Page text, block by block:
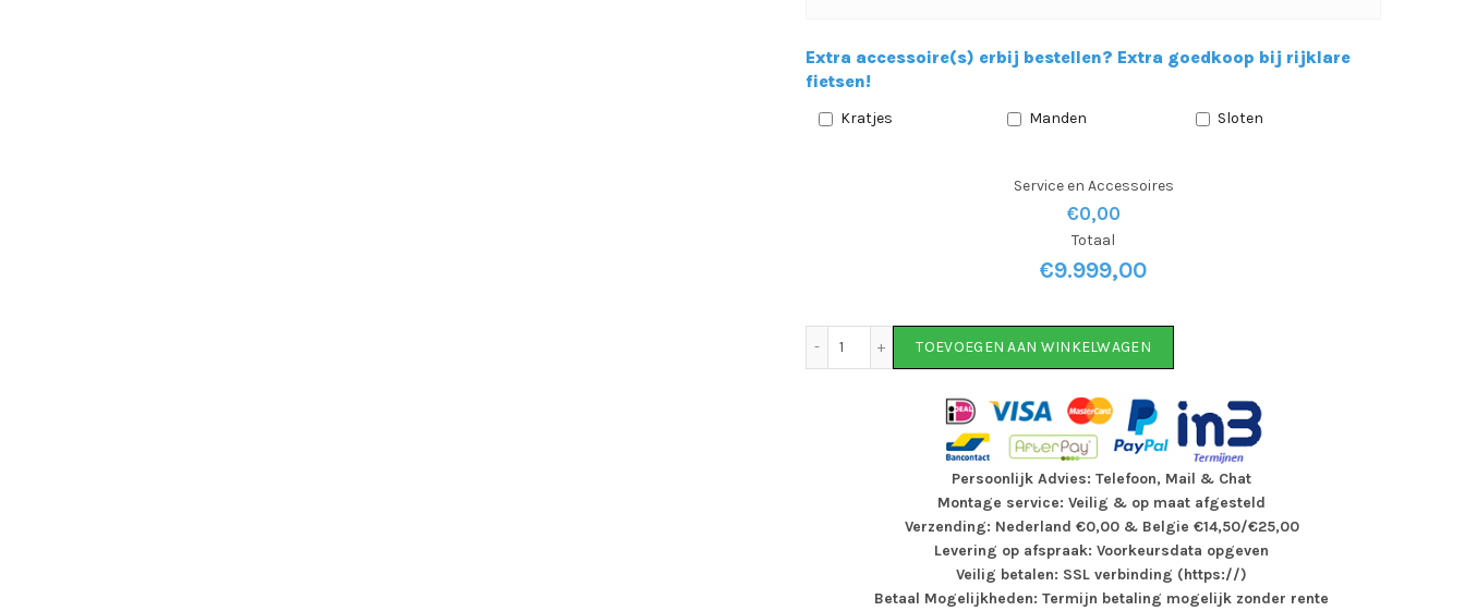
Extra accessoire(s) erbij bestellen? Extra goedkoop bij rijklare
fietsen!
Kratjes Manden Sloten
Service en Accessoires
€0,00
Totaal
€9.999,00
TOEVOEGEN AAN WINKELWAGEN
Persoonlijk Advies: Telefoon, Mail & Chat
Montage service: Veilig & op maat afgesteld
Verzending: Nederland €0,00 & Belgie €14,50/€25,00
Levering op afspraak: Voorkeursdata opgeven
Veilig betalen: SSL verbinding (https://)
Betaal Mogelijkheden: Termijn betaling mogelijk zonder rente